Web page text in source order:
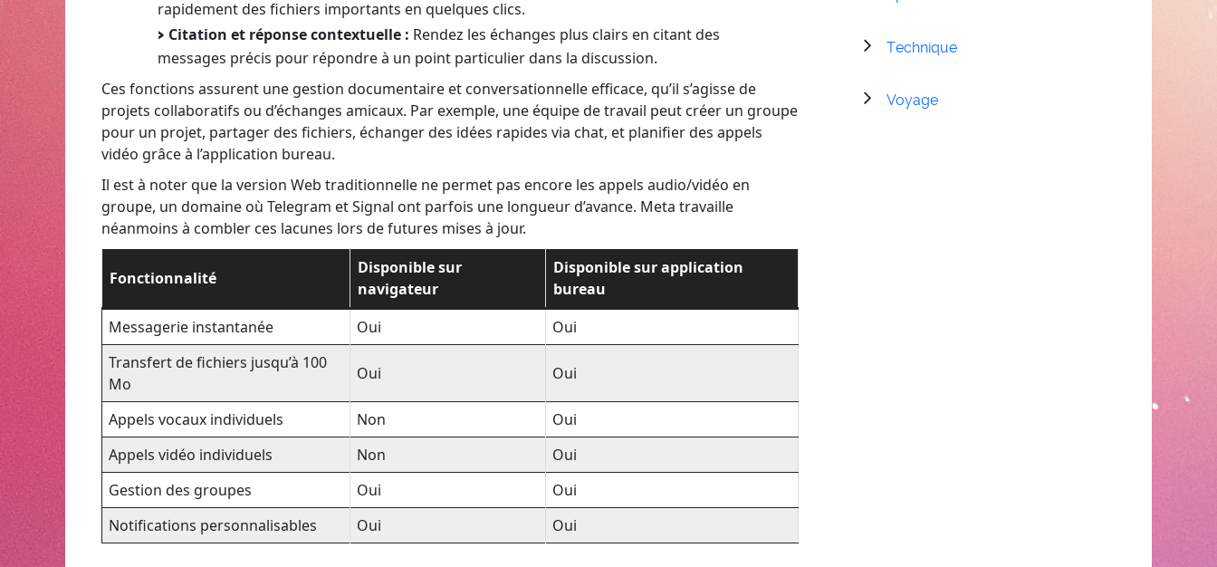
rapidement des fichiers importants en quelques clics.
Citation et réponse contextuelle : Rendez les échanges plus clairs en citant des
messages précis pour répondre à un point particulier dans la discussion.
Ces fonctions assurent une gestion documentaire et conversationnelle efficace, qu’il s’agisse de
projets collaboratifs ou d’échanges amicaux. Par exemple, une équipe de travail peut créer un groupe
pour un projet, partager des fichiers, échanger des idées rapides via chat, et planifier des appels
vidéo grâce à l’application bureau.
Il est à noter que la version Web traditionnelle ne permet pas encore les appels audio/vidéo en
groupe, un domaine où Telegram et Signal ont parfois une longueur d’avance. Meta travaille
néanmoins à combler ces lacunes lors de futures mises à jour.
Fonctionnalité
Disponible sur
navigateur
Disponible sur application
bureau
Messagerie instantanée
Oui
Oui
Transfert de fichiers jusqu’à 100
Mo
Oui Oui
Appels vocaux individuels Non
Oui
Appels vidéo individuels
Non
Oui
Gestion des groupes
Oui
Oui
Notifications personnalisables
Oui Oui
Technique
Voyage